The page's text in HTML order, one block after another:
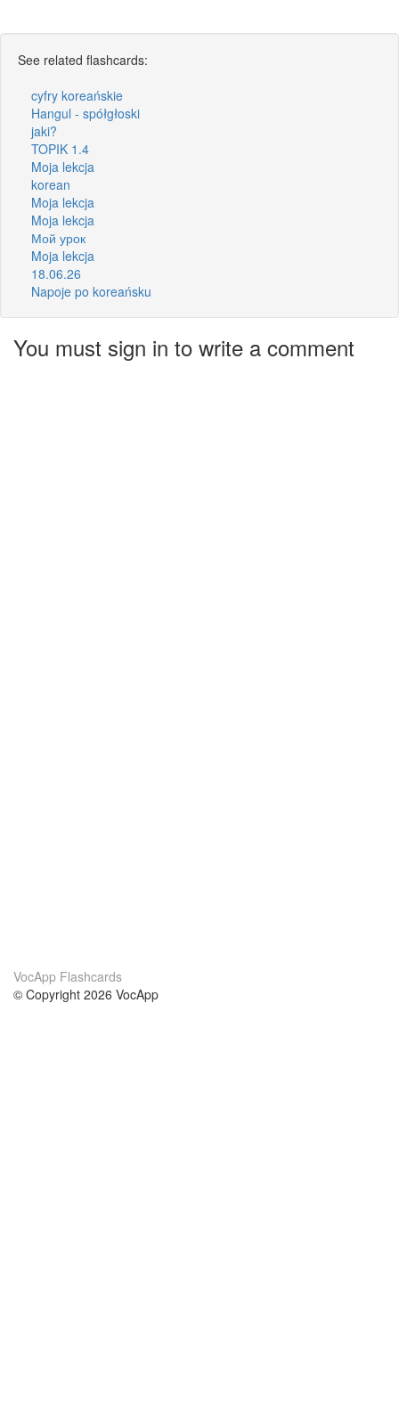
See related flashcards:
cyfry koreańskie
Hangul - spółgłoski
jaki?
TOPIK 1.4
Moja lekcja
korean
Moja lekcja
Moja lekcja
Мой урок
Moja lekcja
18.06.26
Napoje po koreańsku
You must sign in to write a comment
VocApp Flashcards
© Copyright 2026 VocApp